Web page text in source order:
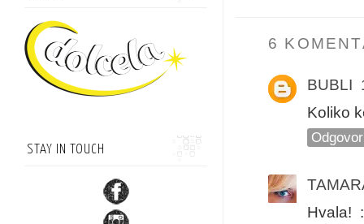
6
BUBLI
Koliko
Hvala!
STAY IN TOUCH